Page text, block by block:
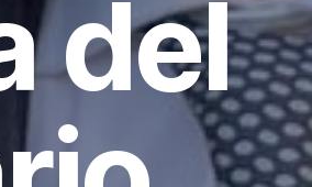
del